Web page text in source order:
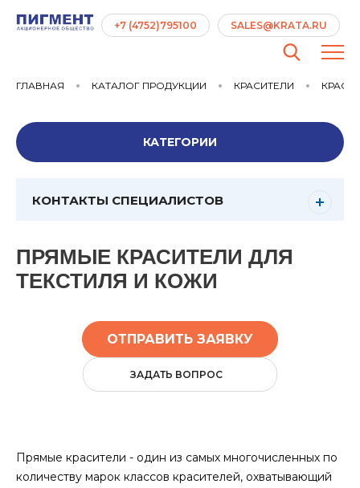
+7 (4752)795100 SALES@KRATA.RU
ГЛАВНАЯ КАТАЛОГ ПРОДУКЦИИ КРАСИТЕЛИ
КАТЕГОРИИ
КОНТАКТЫ СПЕЦИАЛИСТОВ
ПРЯМЫЕ КРАСИТЕЛИ ДЛЯ
ТЕКСТИЛЯ И КОЖИ
ОТПРАВИТЬ ЗАЯВКУ
ЗАДАТЬ ВОПРОС
Прямые красители - один из самых многочисленных по
количеству марок классов красителей, охватывающий